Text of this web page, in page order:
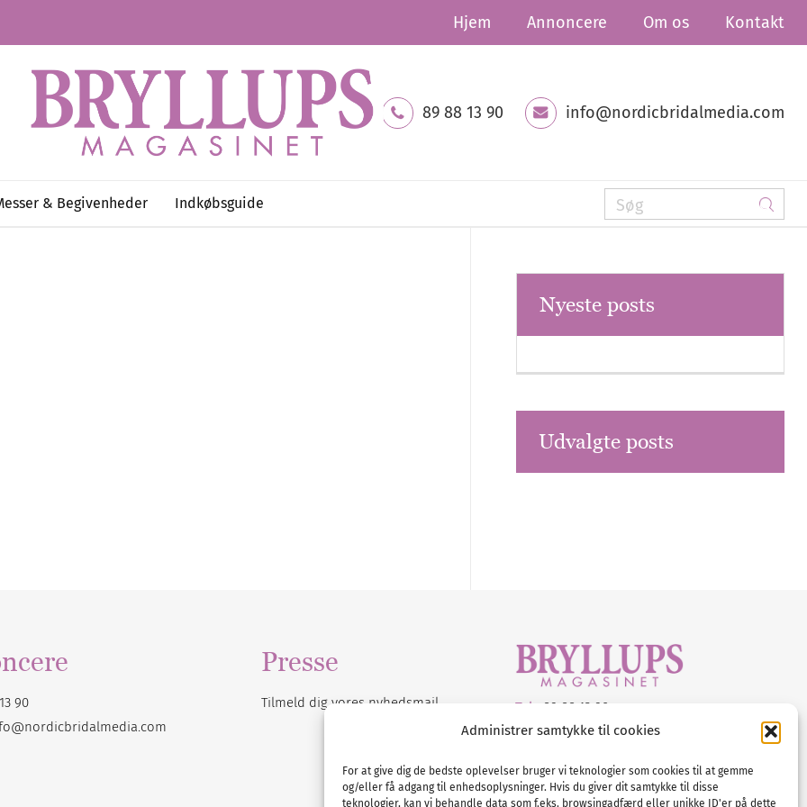
Administrer samtykke til cookies
For at give dig de bedste oplevelser bruger vi teknologier som cookies til at gemme
og/eller få adgang til enhedsoplysninger. Hvis du giver dit samtykke til disse
teknologier, kan vi behandle data som f.eks. browsingadfærd eller unikke ID'er på dette
Hjem Annoncere Om os Kontakt
89 88 13 90 info@nordicbridalmedia.com
& Begivenheder Indkøbsguide
Nyeste posts
Udvalgte posts
90
Presse
Tilmeld dig vores nyhedsmail Tel :
89 88 13 90
E-post:info@nordicbridalmedia.com
© All rights reserved.
Org.nr: DK34787271